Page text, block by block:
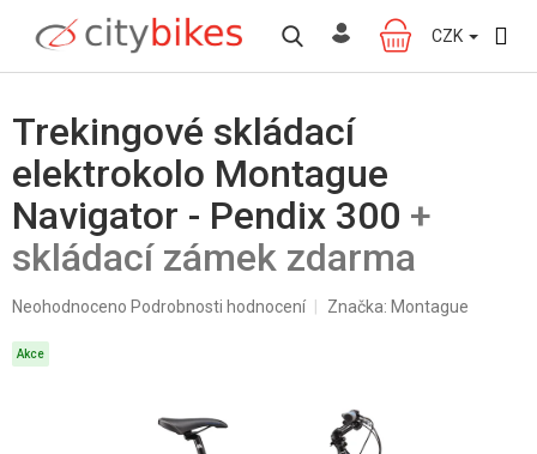
obsah
NÁKUPNÍ
KOŠÍK
CZK
Trekingové skládací
elektrokolo Montague
Navigator - Pendix 300 +
skládací zámek zdarma
Průměrné
produktu
je
Neohodnoceno Podrobnosti hodnocení Značka: Montague
Akce